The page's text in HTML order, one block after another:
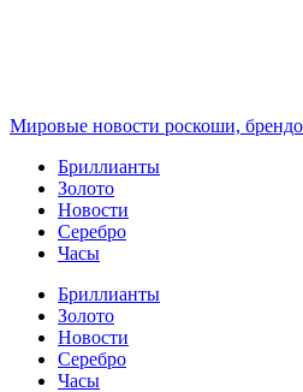
Мировые новости роскоши,
Бриллианты
Золото
Новости
Серебро
Часы
Бриллианты
Золото
Новости
Серебро
Часы